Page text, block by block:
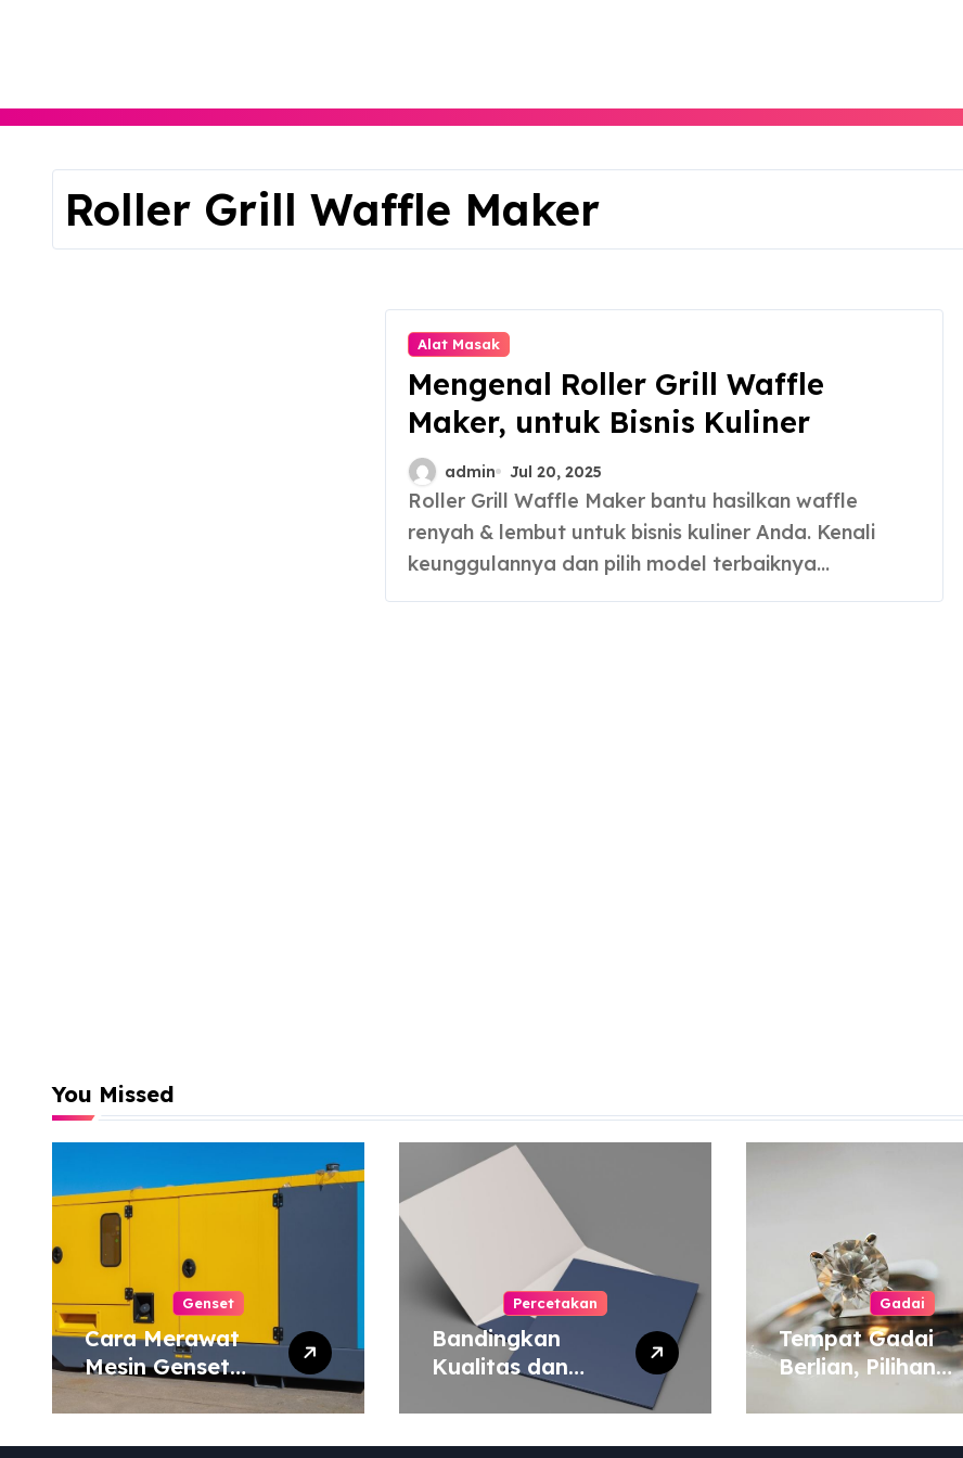
Roller Grill Waffle Maker
Alat Masak
Mengenal Roller Grill Waffle
Maker, untuk Bisnis Kuliner
admin Jul 20, 2025
Roller Grill Waffle Maker bantu hasilkan waffle
renyah & lembut untuk bisnis kuliner Anda. Kenali
keunggulannya dan pilih model terbaiknya…
You Missed
Genset
Cara Merawat
Mesin Genset
agar Tahan Lama
Percetakan
Bandingkan
Kualitas dan
Harga Cetak
Map yang Murah
atau Mahal
Gadai
Tempat Gadai
Berlian, Pilihan
Kebutuhan Dana
Darurat